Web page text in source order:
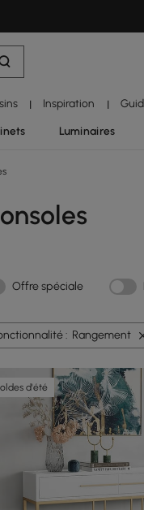
| Inspiration |
Luminaires
Offre spéciale
: Rangement
d'été